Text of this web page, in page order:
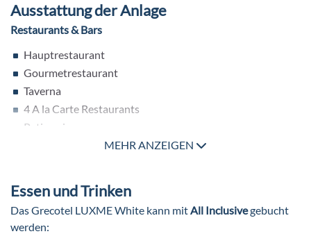
Ausstattung der Anlage
Restaurants & Bars
Hauptrestaurant
Gourmetrestaurant
Taverna
4 A la Carte Restaurants
Patisserie
Beachbar
Snackbar
Garden Theater Bar
MEHR ANZEIGEN
Essen und Trinken
DasGrecotel LUXME White kann mitAll Inclusivegebucht
werden: